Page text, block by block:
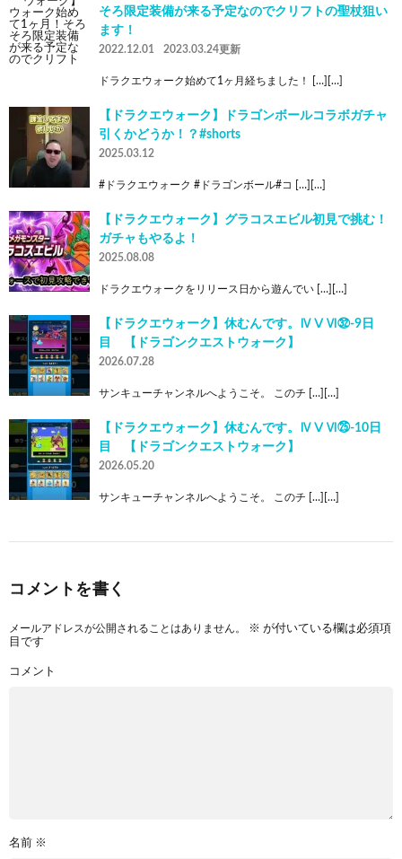
そろ限定装備が来る予定なのでクリフトの聖杖狙い
ます！
2022.12.01 2023.03.24更新
ドラクエウォーク始めて1ヶ月経ちました！ […][…]
【ドラクエウォーク】ドラゴンボールコラボガチャ
引くかどうか！？#shorts
2025.03.12
#ドラクエウォーク #ドラゴンボール#コ […][…]
【ドラクエウォーク】グラコスエビル初見で挑む！
ガチャもやるよ！
2025.08.08
ドラクエウォークをリリース日から遊んでい […][…]
【ドラクエウォーク】休むんです。ⅣⅤⅥ㉜-9日
目 【ドラゴンクエストウォーク】
2026.07.28
サンキューチャンネルへようこそ。 このチ […][…]
【ドラクエウォーク】休むんです。ⅣⅤⅥ㉕-10日
目 【ドラゴンクエストウォーク】
2026.05.20
サンキューチャンネルへようこそ。 このチ […][…]
コメントを書く
メールアドレスが公開されることはありません。 ※ が付いている欄は必須項
目です
コメント
名前 ※